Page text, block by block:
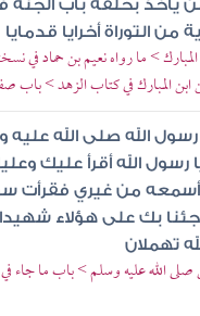
يأخذ بحلقة باب
من التوراة أخرايا قدمايا
> ما رواه نعيم بن حماد في
المبارك في كتاب الزهد > باب
الله صلى الله عليه
رسول الله أقرأ عليك
من غيري فقرأت
بك على هؤلاء
تهملان
صلى الله عليه وسلم > باب ما جاء